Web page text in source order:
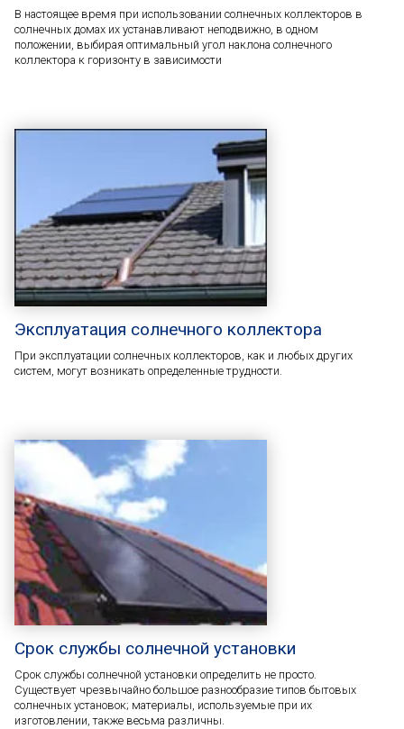
В настоящее время при использовании солнечных коллекторов в
солнечных домах их устанавливают неподвижно, в одном
положении, выбирая оптимальный угол наклона солнечного
коллектора к горизонту в зависимости
Эксплуатация солнечного коллектора
При эксплуатации солнечных коллекторов, как и любых других
систем, могут возникать определенные трудности.
Срок службы солнечной установки
Срок службы солнечной установки определить не просто.
Существует чрезвычайно большое разнообразие типов бытовых
солнечных установок; материалы, используемые при их
изготовлении, также весьма различны.